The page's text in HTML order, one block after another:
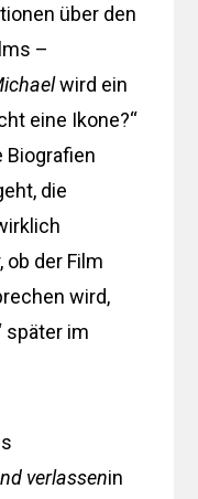
über den
–
wird ein
eine Ikone?“
Biografien
die
ob der Film
wird,
später im
verlassenin